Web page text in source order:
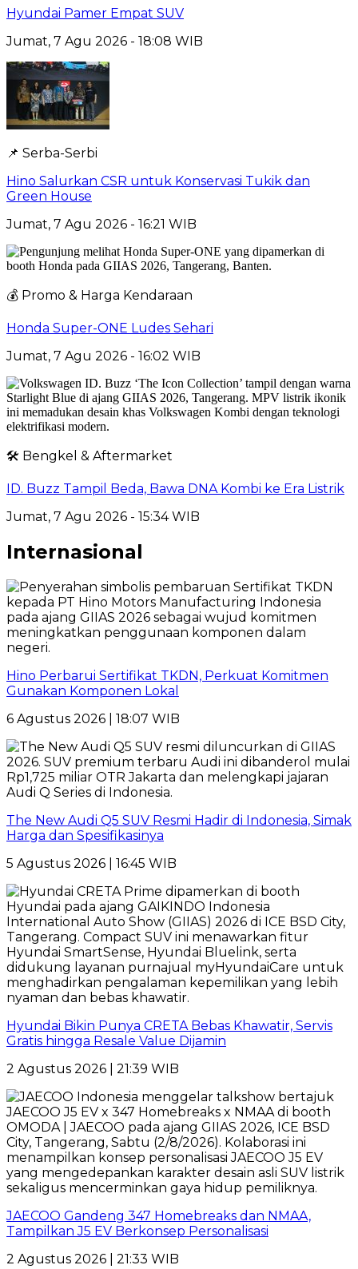
Hyundai Pamer Empat SUV
Jumat, 7 Agu 2026 - 18:08 WIB
📌 Serba-Serbi
Hino Salurkan CSR untuk Konservasi Tukik dan
Green House
Jumat, 7 Agu 2026 - 16:21 WIB
💰 Promo & Harga Kendaraan
Honda Super-ONE Ludes Sehari
Jumat, 7 Agu 2026 - 16:02 WIB
🛠️ Bengkel & Aftermarket
ID. Buzz Tampil Beda, Bawa DNA Kombi ke Era Listrik
Jumat, 7 Agu 2026 - 15:34 WIB
Internasional
Hino Perbarui Sertifikat TKDN, Perkuat Komitmen
Gunakan Komponen Lokal
6 Agustus 2026 | 18:07 WIB
The New Audi Q5 SUV Resmi Hadir di Indonesia, Simak
Harga dan Spesifikasinya
5 Agustus 2026 | 16:45 WIB
Hyundai Bikin Punya CRETA Bebas Khawatir, Servis
Gratis hingga Resale Value Dijamin
2 Agustus 2026 | 21:39 WIB
JAECOO Gandeng 347 Homebreaks dan NMAA,
Tampilkan J5 EV Berkonsep Personalisasi
2 Agustus 2026 | 21:33 WIB